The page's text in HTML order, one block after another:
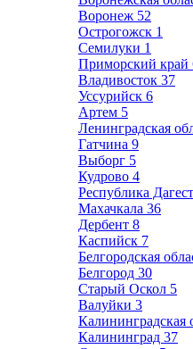
Воронеж 52
Острогожск 1
Семилуки 1
Приморский край
Владивосток 37
Уссурийск 6
Артем 5
Ленинградская
Гатчина 9
Выборг 5
Кудрово 4
Республика
Махачкала 36
Дербент 8
Каспийск 7
Белгородская
Белгород 30
Старый Оскол 5
Валуйки 3
Калининградская
Калининград 37